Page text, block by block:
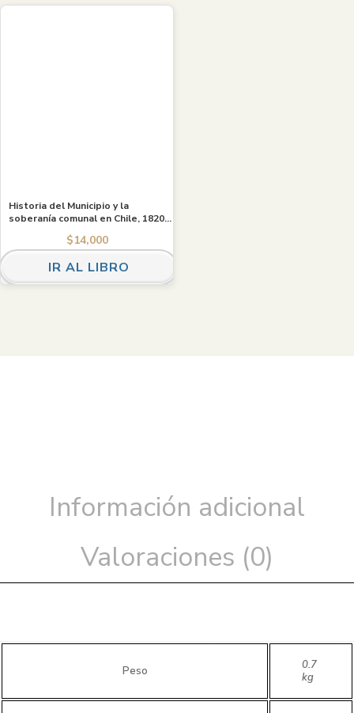
Historia del Municipio y la
soberanía comunal en Chile, 1820-
$14,000
IR AL LIBRO
Información adicional
Valoraciones (0)
Peso
0.7
kg